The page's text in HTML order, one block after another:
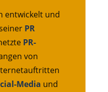
entwickelt und
PR
PR-
von
Media und